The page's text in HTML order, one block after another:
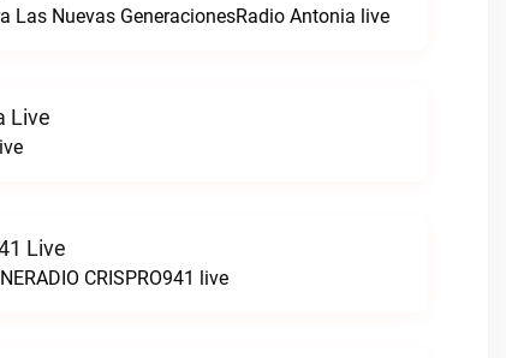
Las Nuevas GeneracionesRadio Antonia live
Live
Live
CRISPRO941 live